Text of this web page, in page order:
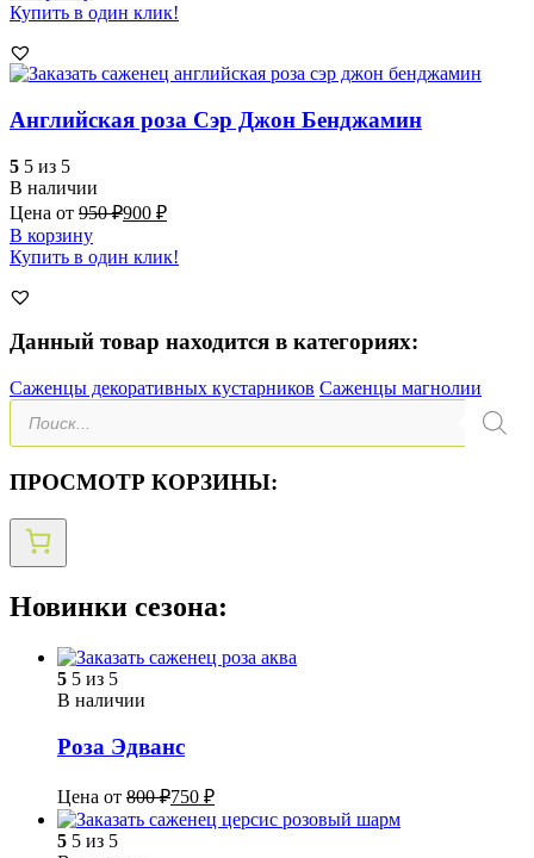
Купить в один клик!
Английская роза Сэр Джон Бенджамин
5 5 из 5
В наличии
Цена от 950₽900 ₽
В корзину
Купить в один клик!
Данный товар находится в категориях:
Саженцы декоративных кустарников Саженцы магнолии
Поиск
товаров
ПРОСМОТР КОРЗИНЫ:
Новинки сезона:
5 5 из 5
В наличии
Роза Эдванс
Цена от 800₽750 ₽
5 5 из 5